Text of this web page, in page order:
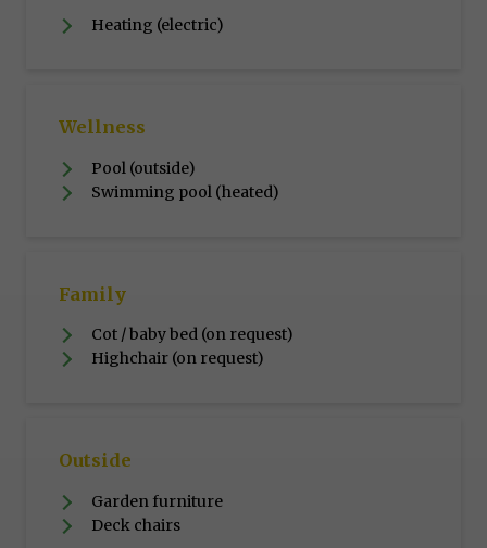
Heating (electric)
Wellness
Pool (outside)
Swimming pool (heated)
Family
Cot / baby bed (on request)
Highchair (on request)
Outside
Garden furniture
Deck chairs